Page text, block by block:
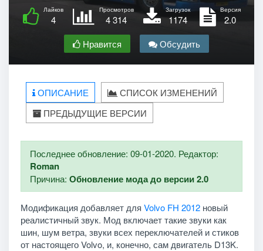
Лайков
4
Просмотров
4 314
Загрузок
1174
Версия
2.0
Нравится
Обсудить
ОПИСАНИЕ
СПИСОК ИЗМЕНЕНИЙ
ПРЕДЫДУЩИЕ ВЕРСИИ
Последнее обновление: 09-01-2020. Редактор:
Roman
Причина: Обновление мода до версии 2.0
Модификация добавляет для Volvo FH 2012новый
реалистичный звук. Мод включает такие звуки как
шин, шум ветра, звуки всех переключателей и стиков
от настоящего Volvo, и, конечно, сам двигатель D13K.